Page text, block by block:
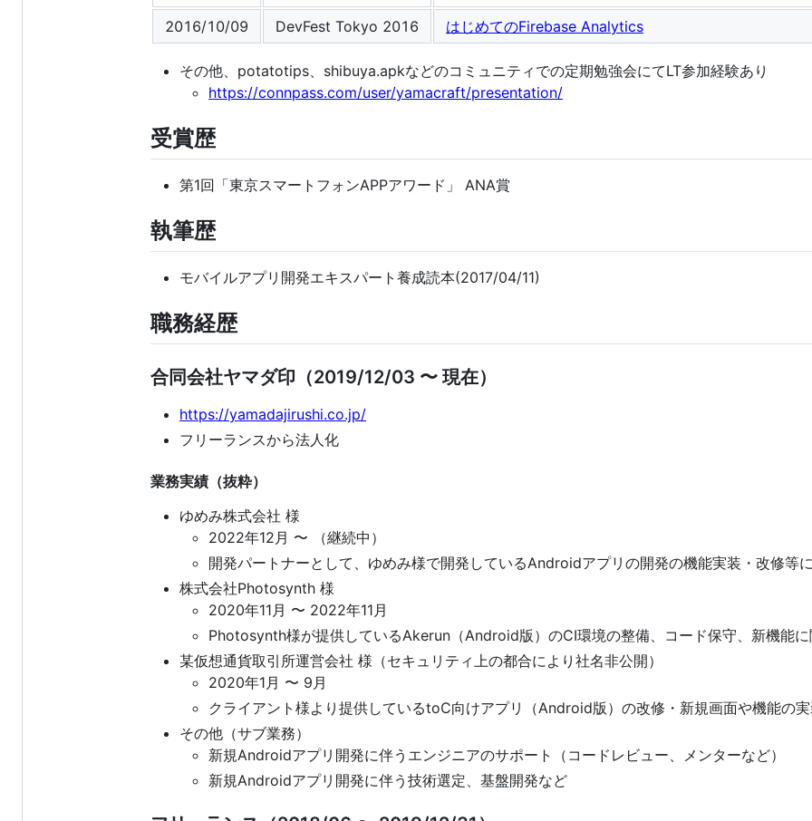
2016/10/09
DevFest Tokyo 2016 はじめてのFirebase Analytics
その他、potatotips、shibuya.apkなどのコミュニティでの定期勉強会にてLT参加経験あり
https://connpass.com/user/yamacraft/presentation/
受賞歴
第1回「東京スマートフォンAPPアワード」 ANA賞
執筆歴
モバイルアプリ開発エキスパート養成読本(2017/04/11)
職務経歴
合同会社ヤマダ印（2019/12/03 〜 現在）
https://yamadajirushi.co.jp/
フリーランスから法人化
業務実績（抜粋）
ゆめみ株式会社 様
2022年12月 〜 （継続中）
開発パートナーとして、ゆめみ様で開発しているAndroidアプリの開発の機能実装・改修等
株式会社Photosynth 様
2020年11月 〜 2022年11月
Photosynth様が提供しているAkerun（Android版）のCI環境の整備、コード保守、新機能
某仮想通貨取引所運営会社 様（セキュリティ上の都合により社名非公開）
2020年1月 〜 9月
クライアント様より提供しているtoC向けアプリ（Android版）の改修・新規画面や機能の
その他（サブ業務）
新規Androidアプリ開発に伴うエンジニアのサポート（コードレビュー、メンターなど）
新規Androidアプリ開発に伴う技術選定、基盤開発など